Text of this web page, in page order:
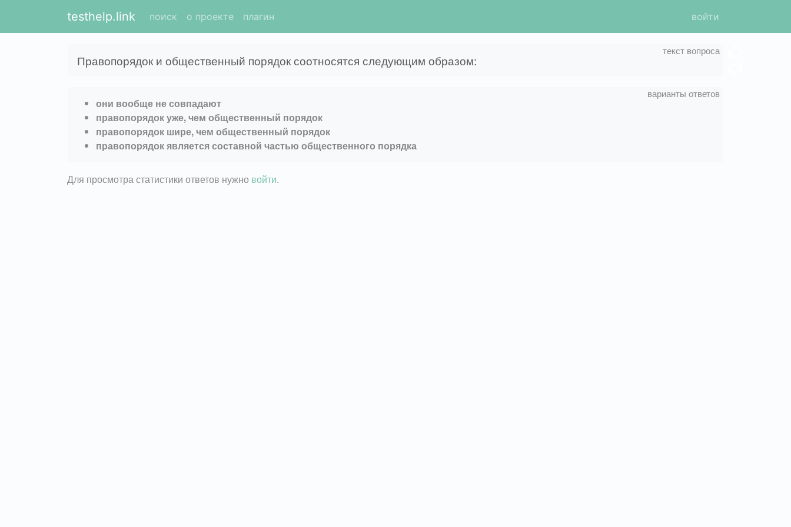
testhelp.link поиск о проекте плагин войти
Правопорядок и общественный порядок соотносятся следующим образом:
они вообще не совпадают
правопорядок уже, чем общественный порядок
правопорядок шире, чем общественный порядок
правопорядок является составной частью общественного порядка
Для просмотра статистики ответов нужно войти.